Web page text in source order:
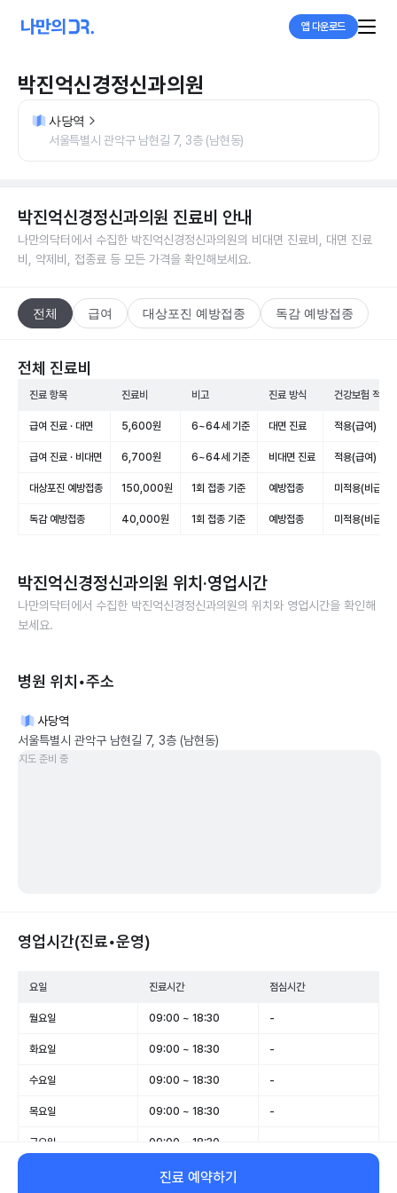
앱 다운로드
박진억신경정신과의원
사당역
서울특별시 관악구 남현길 7, 3층 (남현동)
박진억신경정신과의원 진료비 안내
나만의닥터에서 수집한 박진억신경정신과의원의 비대면 진료비, 대면 진료
비, 약제비, 접종료 등 모든 가격을 확인해보세요.
전체 급여 대상포진 예방접종 독감 예방접종
전체 진료비
진료 항목 진료비 비고 진료 방식 건강보험 적용
급여 진료 · 대면 5,600원 6~64세 기준 대면 진료 적용(급여)
급여 진료 · 비대면 6,700원 6~64세 기준 비대면 진료 적용(급여)
대상포진 예방접종 150,000원 1회 접종 기준 예방접종 미적용(비급여)
독감 예방접종 40,000원 1회 접종 기준 예방접종 미적용(비급여)
박진억신경정신과의원 위치·영업시간
나만의닥터에서 수집한 박진억신경정신과의원의 위치와 영업시간을 확인해
보세요.
병원 위치•주소
사당역
서울특별시 관악구 남현길 7, 3층 (남현동)
지도 준비 중
영업시간(진료•운영)
요일 진료시간 점심시간
월요일 09:00 ~ 18:30 -
화요일 09:00 ~ 18:30 -
수요일 09:00 ~ 18:30 -
목요일 09:00 ~ 18:30 -
금요일 09:00 ~ 18:30
09:00 ~ 13:00
진료 예약하기